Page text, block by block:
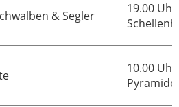
& Segler
19.00 Uhr
10.00 Uhr